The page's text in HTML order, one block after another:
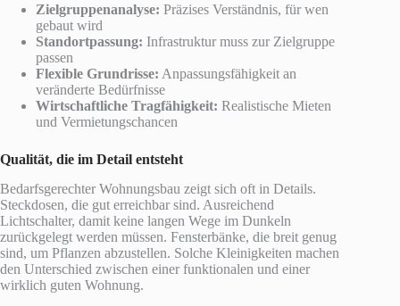
Zielgruppenanalyse: Präzises Verständnis, für wen
gebaut wird
Standortpassung: Infrastruktur muss zur Zielgruppe
passen
Flexible Grundrisse: Anpassungsfähigkeit an
veränderte Bedürfnisse
Wirtschaftliche Tragfähigkeit: Realistische Mieten
und Vermietungschancen
Qualität, die im Detail entsteht
Bedarfsgerechter Wohnungsbau zeigt sich oft in Details.
Steckdosen, die gut erreichbar sind. Ausreichend
Lichtschalter, damit keine langen Wege im Dunkeln
zurückgelegt werden müssen. Fensterbänke, die breit genug
sind, um Pflanzen abzustellen. Solche Kleinigkeiten machen
den Unterschied zwischen einer funktionalen und einer
wirklich guten Wohnung.